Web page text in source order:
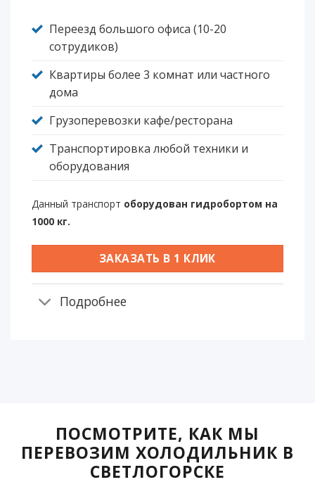
Переезд большого офиса (10-20
сотрудиков)
Квартиры более 3 комнат или частного
дома
Грузоперевозки кафе/ресторана
Транспортировка любой техники и
оборудования
Данный транспорт оборудован гидробортом на
1000 кг.
ЗАКАЗАТЬ В 1 КЛИК
Подробнее
ПОСМОТРИТЕ, КАК МЫ
ПЕРЕВОЗИМ ХОЛОДИЛЬНИК В
СВЕТЛОГОРСКЕ